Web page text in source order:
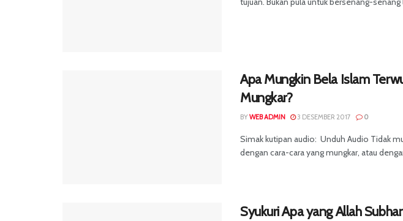
Apa Mungkin Bela Islam
Mungkar?
BYWEB ADMIN 3 DESEMBER 2017 0
Simak kutipan audio: Unduh Audio Tidak
dengan cara-cara yang mungkar, atau
Syukuri Apa yang Allah